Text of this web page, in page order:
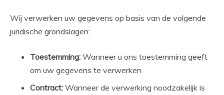
Wij verwerken uw gegevens op basis van de volgende
juridische grondslagen:
Toestemming: Wanneer u ons toestemming geeft
om uw gegevens te verwerken.
Contract: Wanneer de verwerking noodzakelijk is